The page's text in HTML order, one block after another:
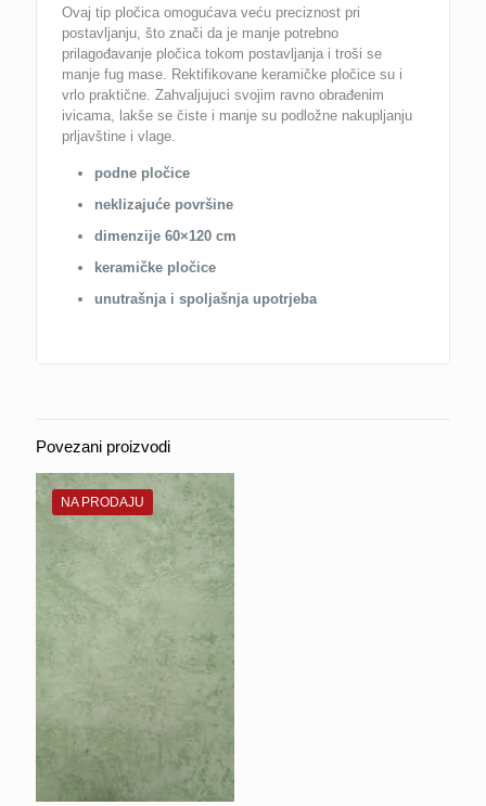
Ovaj tip pločica omogućava veću preciznost pri
postavljanju, što znači da je manje potrebno
prilagođavanje pločica tokom postavljanja i troši se
manje fug mase. Rektifikovane keramičke pločice su i
vrlo praktične. Zahvaljujuci svojim ravno obrađenim
ivicama, lakše se čiste i manje su podložne nakupljanju
prljavštine i vlage.
podne pločice
neklizajuće površine
dimenzije 60×120 cm
keramičke pločice
unutrašnja i spoljašnja upotrjeba
Povezani proizvodi
NA PRODAJU